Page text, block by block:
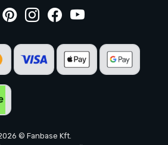
© Fanbase Kft.